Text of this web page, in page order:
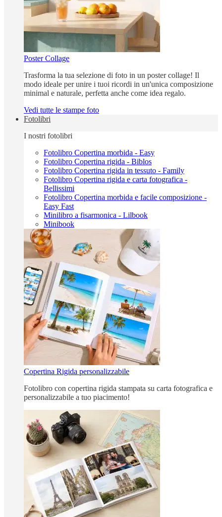
Poster Collage
Trasforma la tua selezione di foto in un poster collage! Il
modo ideale per unire i tuoi ricordi in un'unica composizione
minimal e naturale, perfetta anche come idea regalo.
Vedi tutte le stampe foto
Fotolibri
I nostri fotolibri
Fotolibro Copertina morbida - Easy
Fotolibro Copertina rigida - Biblos
Fotolibro Copertina rigida in tessuto - Family
Fotolibro Copertina rigida e carta fotografica -
Bellissimi
Fotolibro Copertina morbida e facile composizione -
Easy Fast
Minilibro a fisarmonica - Lilbook
Minibook
Copertina Rigida personalizzabile
Fotolibro con copertina rigida stampata su carta fotografica e
personalizzabile a tuo piacimento!